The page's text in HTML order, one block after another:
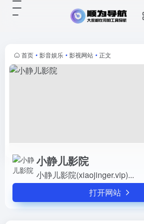
首页 • 影音娱乐 • 影视网站 • 正文
小静儿影院
小静儿影院(xiaojinger.vip)...
打开网站